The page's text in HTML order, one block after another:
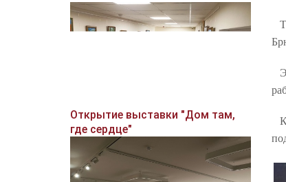
Открытие выставки "Дом там,
где сердце"